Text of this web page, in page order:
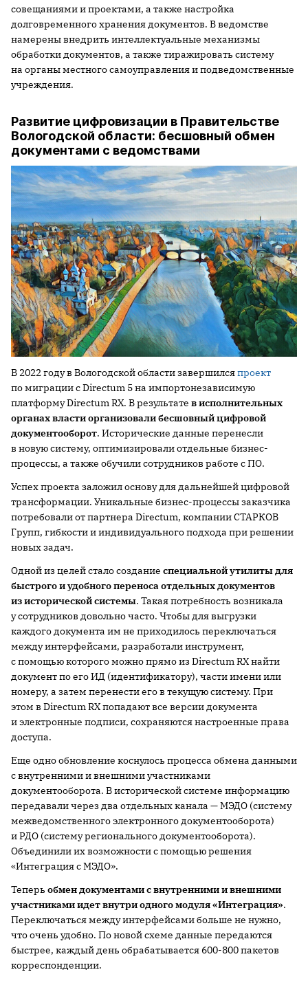
совещаниями и проектами, а также настройка
долговременного хранения документов. В ведомстве
намерены внедрить интеллектуальные механизмы
обработки документов, а также тиражировать систему
на органы местного самоуправления и подведомственные
учреждения.
Развитие цифровизации в Правительстве
Вологодской области: бесшовный обмен
документами с ведомствами
В 2022 году в Вологодской области завершилсяпроект
по миграции с Directum 5 на импортонезависимую
платформу Directum RX. В результате в исполнительных
органах властиорганизовалибесшовныйцифровой
документооборот. Исторические данные перенесли
в новую систему, оптимизировали отдельные бизнес-
процессы, а также обучили сотрудников работе с ПО.
Успех проекта заложил основу для дальнейшей цифровой
трансформации. Уникальные бизнес-процессы заказчика
потребовали от партнера Directum, компании СТАРКОВ
Групп, гибкости и индивидуального подхода при решении
новых задач.
Одной из целей стало создание специальной утилиты для
быстрого и удобного переноса отдельных документов
из исторической системы. Такая потребность возникала
у сотрудников довольно часто. Чтобы для выгрузки
каждого документа им не приходилось переключаться
между интерфейсами, разработали инструмент,
с помощью которого можно прямо из Directum RX найти
документ по его ИД (идентификатору), части имени или
номеру, а затем перенести его в текущую систему. При
этом в Directum RX попадают все версии документа
и электронные подписи, сохраняются настроенные права
доступа.
Еще одно обновление коснулось процесса обмена данными
с внутренними и внешними участниками
документооборота. В исторической системе информацию
передавали через два отдельных канала — МЭДО (систему
межведомственного электронного документооборота)
и РДО (систему регионального документооборота).
Объединили их возможности с помощью решения
«Интеграция с МЭДО».
Теперь обмен документами с внутренними и внешними
участникамиидет внутри одного модуля «Интеграция».
Переключаться между интерфейсами больше не нужно,
что очень удобно. По новой схеме данные передаются
быстрее, каждый день обрабатывается 600-800 пакетов
корреспонденции.